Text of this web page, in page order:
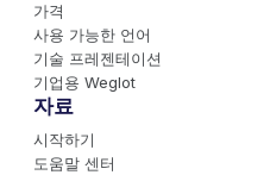
가격
사용 가능한 언어
기술 프레젠테이션
기업용 Weglot
자료
시작하기
도움말 센터